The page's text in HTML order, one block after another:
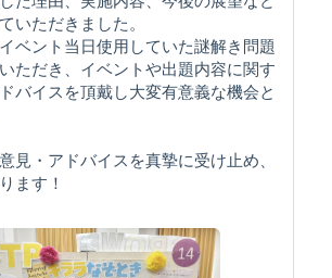
いただきました。
ベント当日使用していた謎解き問題
ただき、イベントや出題内容に関す
バイスを頂戴し大変有意義な機会と
見・アドバイスを真摯に受け止め、
ます！